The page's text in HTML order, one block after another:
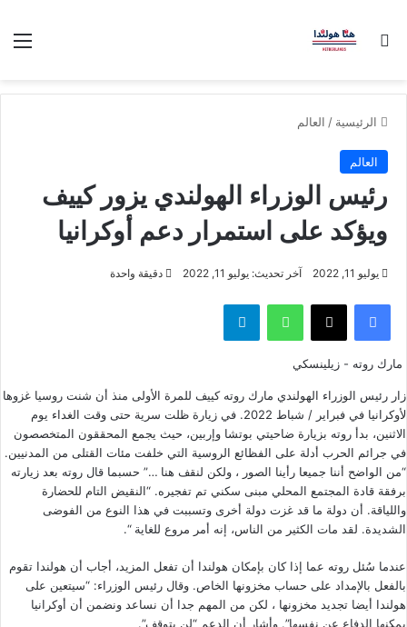
بحث عن
الرئيسية / العالم
العالم
رئيس الوزراء الهولندي يزور كييف
ويؤكد على استمرار دعم أوكرانيا
يوليو 11, 2022 آخر تحديث: يوليو 11, 2022 دقيقة واحدة
فيسبوك ‫X واتساب تيلقرام
مارك روته - زيلينسكي
زار رئيس الوزراء الهولندي مارك روته كييف للمرة الأولى منذ أن شنت روسيا غزوها
لأوكرانيا في فبراير / شباط 2022. في زيارة ظلت سرية حتى وقت الغداء يوم
الاثنين، بدأ روته بزيارة ضاحيتي بوتشا وإربين، حيث يجمع المحققون المتخصصون
في جرائم الحرب أدلة على الفظائع الروسية التي خلفت مئات القتلى من المدنيين.
“من الواضح أننا جميعا رأينا الصور ، ولكن لنقف هنا …” حسبما قال روته بعد زيارته
برفقة قادة المجتمع المحلي مبنى سكني تم تفجيره. “النقيض التام للحضارة
واللياقة. أن دولة ما قد غزت دولة أخرى وتسببت في هذا النوع من الفوضى
الشديدة. لقد مات الكثير من الناس، إنه أمر مروع للغاية “.
عندما سُئل روته عما إذا كان بإمكان هولندا أن تفعل المزيد، أجاب أن هولندا تقوم
بالفعل بالإمداد على حساب مخزونها الخاص. وقال رئيس الوزراء: “سيتعين على
هولندا أيضا تجديد مخزونها ، لكن من المهم جدا أن نساعد ونضمن أن أوكرانيا
يمكنها الدفاع عن نفسها”. وأشار أن الدعم “لن يتوقف”.